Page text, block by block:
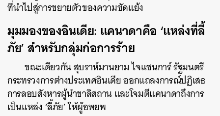
ที่นำไปสู่การขยายตัวของความขัดแย้ง
มุมมองของอินเดีย: แคนาดาคือ ‘แหล่งที่ลี้
ภัย’ สำหรับกลุ่มก่อการร้าย
ขณะเดียวกัน สุบราห์มานยาม ไจแชนการ์ รัฐมนตรี
กระทรวงการต่างประเทศอินเดีย ออกแถลงการณ์ปฏิเสธ
การลอบสังหารผู้นำขาลิสถาน และโจมตีแคนาดาถึงการ
เป็นแหล่ง ‘ลี้ภัย’ ให้ผู้อพยพ